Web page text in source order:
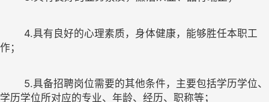
4.具有良好的心理素质，身体健康，能够胜任本职工
5.具备招聘岗位需要的其他条件，主要包括学历学位、